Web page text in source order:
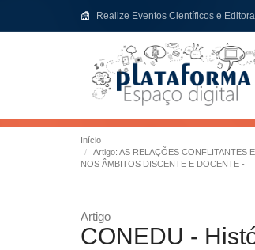
Realize Eventos Científicos e
Início
Artigo: AS RELAÇÕES CONFLITANTES
NOS ÂMBITOS DISCENTE E DOCENTE -
Artigo
CONEDU -